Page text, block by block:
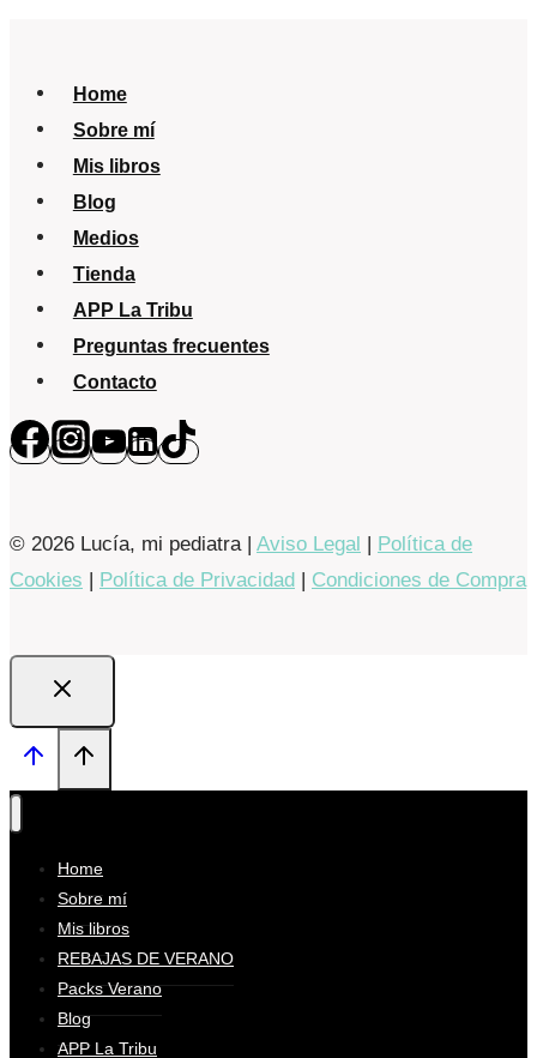
Home
Sobre mí
Mis libros
Blog
Medios
Tienda
APP La Tribu
Preguntas frecuentes
Contacto
© 2026 Lucía, mi pediatra | Aviso Legal
Política de
Cookies
Política de Privacidad Condiciones de Compra
Home
Sobre mí
Mis libros
REBAJAS DE VERANO
Packs Verano
Blog
APP La Tribu